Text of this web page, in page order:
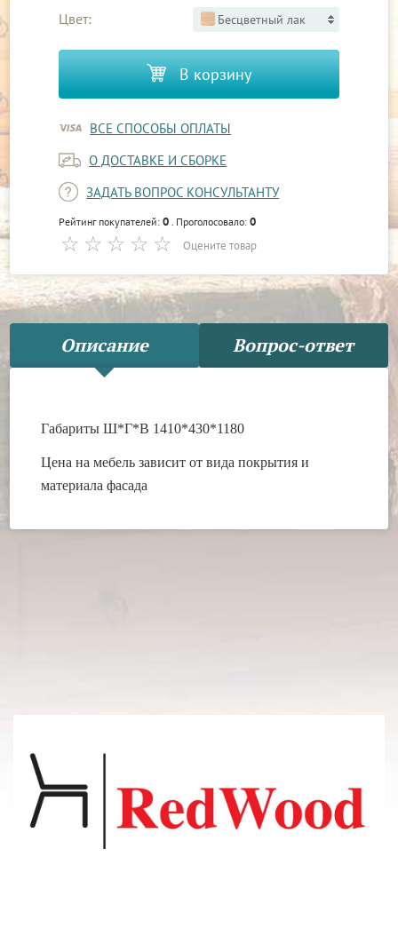
Цвет:
Бесцветный лак
В корзину
ВСЕ СПОСОБЫ ОПЛАТЫ
О ДОСТАВКЕ И СБОРКЕ
ЗАДАТЬ ВОПРОС КОНСУЛЬТАНТУ
Рейтинг покупателей:0 . Проголосовало:0
Оцените товар
Описание Вопрос-ответ
Габариты Ш*Г*В 1410*430*1180
Цена на мебель зависит от вида покрытия и
материала фасада